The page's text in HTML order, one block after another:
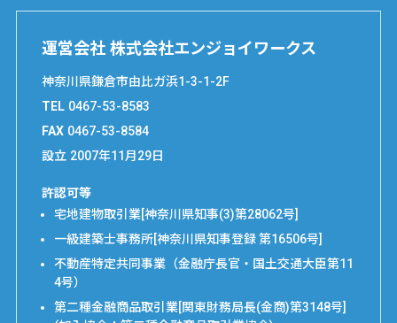
運営会社 株式会社エンジョイワークス
神奈川県鎌倉市由比ガ浜1-3-1-2F
TEL 0467-53-8583
FAX 0467-53-8584
設立 2007年11月29日
許認可等
宅地建物取引業[神奈川県知事(3)第28062号]
一級建築士事務所[神奈川県知事登録 第16506号]
不動産特定共同事業（金融庁長官・国土交通大臣第11
4号）
第二種金融商品取引業[関東財務局長(金商)第3148号]